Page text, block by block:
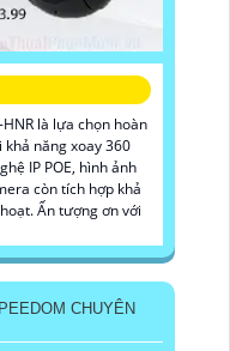
là lựa chọn hoàn
năng xoay 360
IP POE, hình ảnh
còn tích hợp khả
Ấn tượng ơn với
CHUYÊN